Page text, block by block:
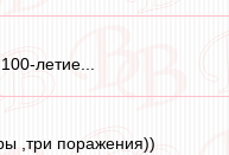
летие...
,три поражения))